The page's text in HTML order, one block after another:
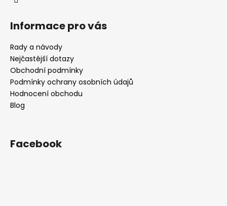
Informace pro vás
Rady a návody
Nejčastější dotazy
Obchodní podmínky
Podmínky ochrany osobních údajů
Hodnocení obchodu
Blog
Facebook